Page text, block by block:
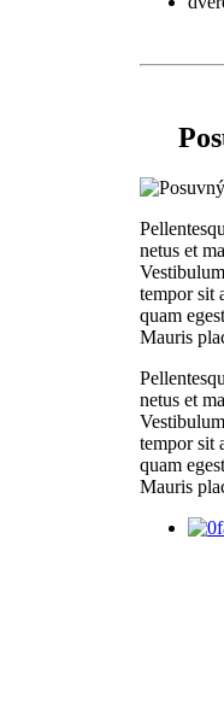
netus et
tempor sit
quam
Mauris
netus et
tempor sit
quam
Mauris